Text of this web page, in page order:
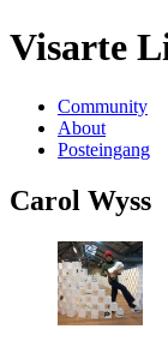
Visarte
Community
About
Posteingang
Carol Wyss